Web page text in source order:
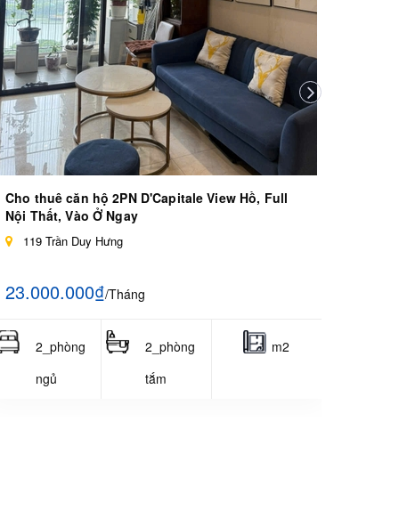
Cho thuê căn hộ 2PN D'Capitale View Hồ, Full
Nội Thất, Vào Ở Ngay
119 Trần Duy Hưng
23.000.000₫/Tháng
2_phòng
ngủ
2_phòng
tắm
m2